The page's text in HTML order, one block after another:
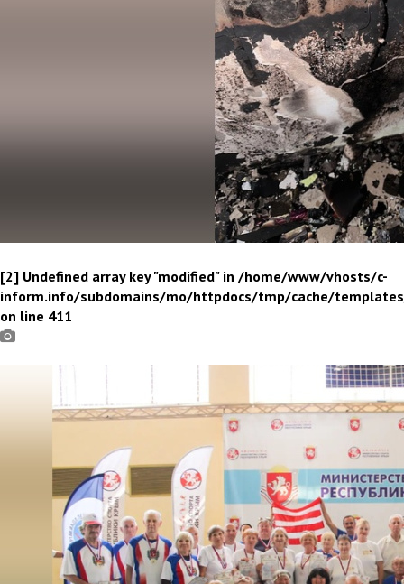
[2] Undefined array key "modified" in /home/www/vhosts/c-
inform.info/subdomains/mo/httpdocs/tmp/cache/
on line 411